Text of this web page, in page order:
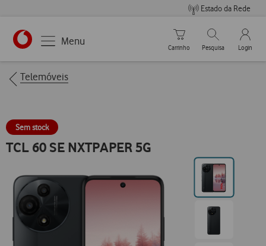
Estado da Rede
https://www.vodafone.pt
Menu
Carrinho de compras
Carrinho
Pesquisar
Pesquisa
My
Login
Breadcrumbs
Telemóveis
Sem stock
TCL 60 SE NXTPAPER 5G
Ir
para
posição0